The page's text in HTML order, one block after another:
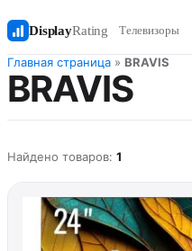
DisplayRating Телевизоры
Главная страница » BRAVIS
BRAVIS
Найдено товаров: 1